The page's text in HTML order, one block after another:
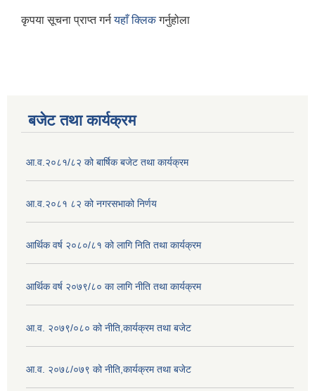
कृपया सूचना प्राप्त गर्नयहाँ क्लिकगर्नुहोला
बजेट तथा कार्यक्रम
आ.व.२०८१/८२ को बार्षिक बजेट तथा कार्यक्रम
आ.व.२०८१ ८२ को नगरसभाको निर्णय
आर्थिक वर्ष २०८०/८१ को लागि निति तथा कार्यक्रम
आर्थिक वर्ष २०७९/८० का लागि नीति तथा कार्यक्रम
आ.व. २०७९/०८० को नीति,कार्यक्रम तथा बजेट
आ.व. २०७८/०७९ को नीति,कार्यक्रम तथा बजेट